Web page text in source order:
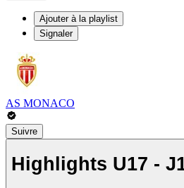
Ajouter à la playlist
Signaler
AS MONACO
Suivre
Highlights U17 -